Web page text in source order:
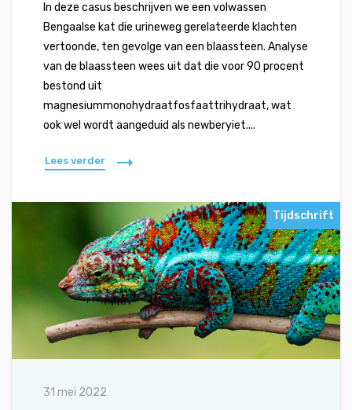
In deze casus beschrijven we een volwassen
Bengaalse kat die urineweg gerelateerde klachten
vertoonde, ten gevolge van een blaassteen. Analyse
van de blaassteen wees uit dat die voor 90 procent
bestond uit
magnesiummonohydraatfosfaattrihydraat, wat
ook wel wordt aangeduid als newberyiet....
Lees verder
Tijdschrift
31 mei 2022